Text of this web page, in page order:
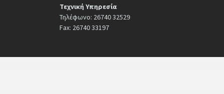
Τεχνική Υπηρεσία
Τηλέφωνο: 26740 32529
Fax: 26740 33197